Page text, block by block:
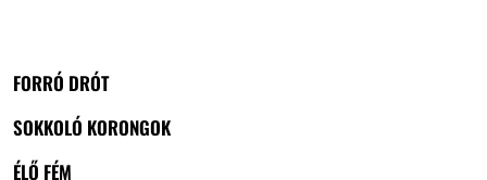
FORRÓ DRÓT
SOKKOLÓ KORONGOK
ÉLŐ FÉM